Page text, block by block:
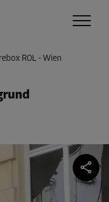
ROL - Wien